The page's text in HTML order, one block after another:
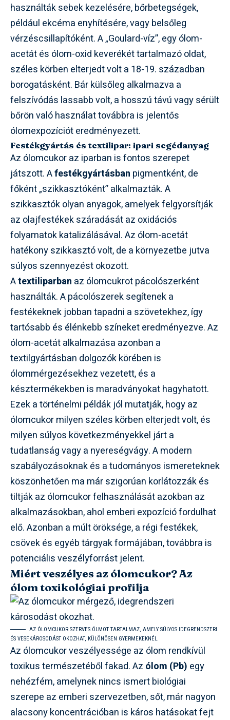
használták sebek kezelésére, bőrbetegségek,
például ekcéma enyhítésére, vagy belsőleg
vérzéscsillapítóként. A „Goulard-víz”, egy ólom-
acetát és ólom-oxid keverékét tartalmazó oldat,
széles körben elterjedt volt a 18-19. században
borogatásként. Bár külsőleg alkalmazva a
felszívódás lassabb volt, a hosszú távú vagy sérült
bőrön való használat továbbra is jelentős
ólomexpozíciót eredményezett.
Festékgyártás és textilipar: ipari segédanyag
Az ólomcukor az iparban is fontos szerepet
játszott. Afestékgyártásban pigmentként, de
főként „szikkasztóként” alkalmazták. A
szikkasztók olyan anyagok, amelyek felgyorsítják
az olajfestékek száradását az oxidációs
folyamatok katalizálásával. Az ólom-acetát
hatékony szikkasztó volt, de a környezetbe jutva
súlyos szennyezést okozott.
Atextiliparban az ólomcukrot pácolószerként
használták. A pácolószerek segítenek a
festékeknek jobban tapadni a szövetekhez, így
tartósabb és élénkebb színeket eredményezve. Az
ólom-acetát alkalmazása azonban a
textilgyártásban dolgozók körében is
ólommérgezésekhez vezetett, és a
késztermékekben is maradványokat hagyhatott.
Ezek a történelmi példák jól mutatják, hogy az
ólomcukor milyen széles körben elterjedt volt, és
milyen súlyos következményekkel járt a
tudatlanság vagy a nyereségvágy. A modern
szabályozásoknak és a tudományos ismereteknek
köszönhetően ma már szigorúan korlátozzák és
tiltják az ólomcukor felhasználását azokban az
alkalmazásokban, ahol emberi expozíció fordulhat
elő. Azonban a múlt öröksége, a régi festékek,
csövek és egyéb tárgyak formájában, továbbra is
potenciális veszélyforrást jelent.
Miért veszélyes az ólomcukor? Az
ólom toxikológiai profilja
AZ ÓLOMCUKOR SZERVES ÓLMOT TARTALMAZ, AMELY SÚLYOS IDEGRENDSZERI
ÉS VESEKÁROSODÁST OKOZHAT, KÜLÖNÖSEN GYERMEKEKNÉL.
Az ólomcukor veszélyessége az ólom rendkívül
toxikus természetéből fakad. Az ólom (Pb) egy
nehézfém, amelynek nincs ismert biológiai
szerepe az emberi szervezetben, sőt, már nagyon
alacsony koncentrációban is káros hatásokat fejt